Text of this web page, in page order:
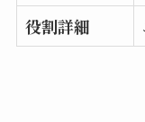
役割詳細